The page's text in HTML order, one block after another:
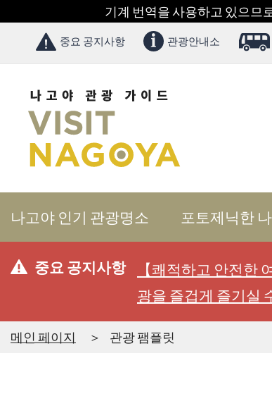
기계 번역을 사용하고 있으므
중요 공지사항 관광안내소
나고야 인기 관광명소 포토제닉한
중요 공지사항
【쾌적하고 안전한
광을 즐겁게 즐기실
메인 페이지 관광 팸플릿